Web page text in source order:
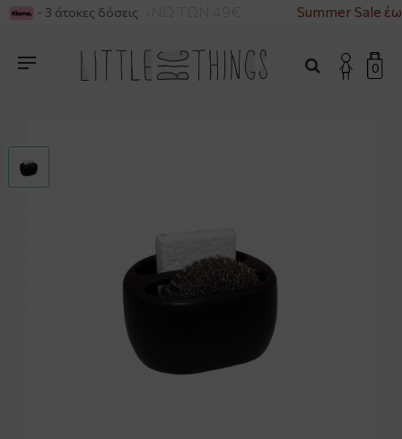
ΓΙΑ ΑΓΟΡΕΣ ΑΝΩ ΤΩΝ 49€ Summer Sale
- 3 άτοκες δόσεις
0